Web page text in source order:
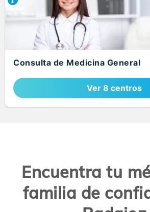
Consulta de Medicina General
Ver 8 centros
Encuentra tu
familia de